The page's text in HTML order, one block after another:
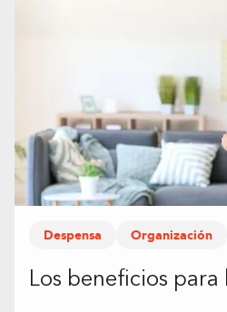
Despensa Organización
Los beneficios